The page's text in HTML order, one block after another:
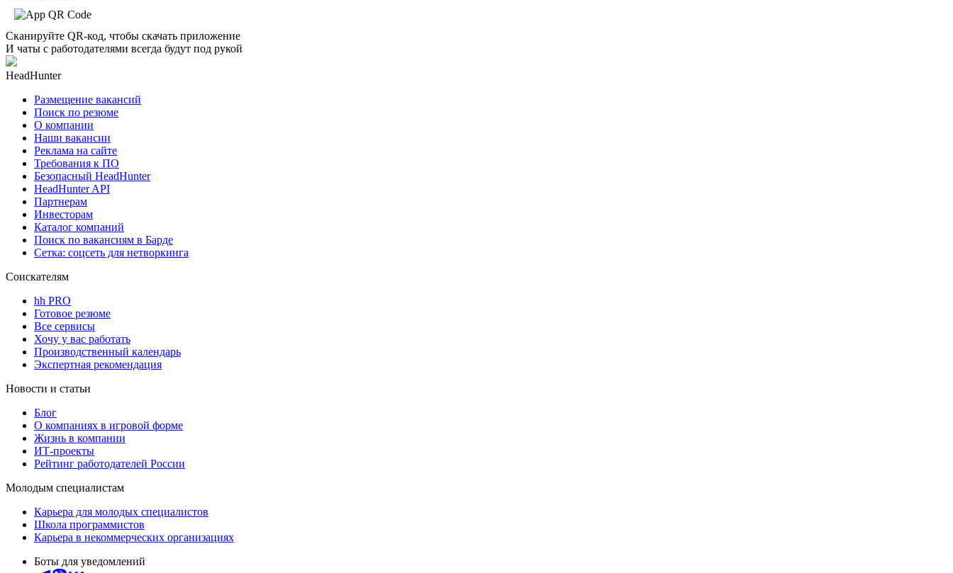
Сканируйте QR-код, чтобы скачать приложение
И чаты с работодателями всегда будут под рукой
HeadHunter
Размещение вакансий
Поиск по резюме
О компании
Наши вакансии
Реклама на сайте
Требования к ПО
Безопасный HeadHunter
HeadHunter API
Партнерам
Инвесторам
Каталог компаний
Поиск по вакансиям в Барде
Сетка: соцсеть для нетворкинга
Соискателям
hh PRO
Готовое резюме
Все сервисы
Хочу у вас работать
Производственный календарь
Экспертная рекомендация
Новости и статьи
Блог
О компаниях в игровой форме
Жизнь в компании
ИТ-проекты
Рейтинг работодателей России
Молодым специалистам
Карьера для молодых специалистов
Школа программистов
Карьера в некоммерческих организациях
Боты для уведомлений